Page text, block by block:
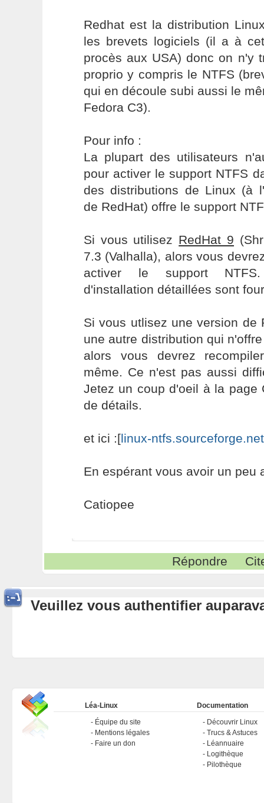
Redhat est la distribution
les brevets logiciels (il a à
procès aux USA) donc on n'y
proprio y compris le NTFS
qui en découle subi aussi le
Fedora C3).
Pour info :
La plupart des utilisateurs
pour activer le support NTFS
des distributions de Linux (à
de RedHat) offre le support
Si vous utilisez RedHat 9
7.3 (Valhalla), alors vous
activer le support
d'installation détaillées sont
Si vous utlisez une version de
une autre distribution qui
alors vous devrez
même. Ce n'est pas aussi
Jetez un coup d'oeil à la page
de détails.
et ici :[linux-ntfs.sourceforge.net
En espérant vous avoir un peu
Catiopee
Répondre
Veuillez vous authentifier
Léa-Linux
Équipe du site
Mentions légales
Faire un don
Documentation
Découvrir Linux
Trucs & Astuces
Léannuaire
Logithèque
Pilothèque